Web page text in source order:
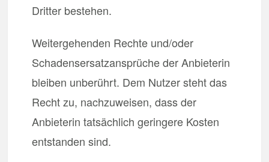
Dritter bestehen.
Weitergehenden Rechte und/oder
Schadensersatzansprüche der Anbieterin
bleiben unberührt. Dem Nutzer steht das
Recht zu, nachzuweisen, dass der
Anbieterin tatsächlich geringere Kosten
entstanden sind.